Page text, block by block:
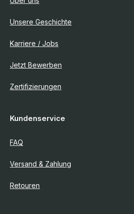
Unsere Geschichte
Karriere / Jobs
Jetzt Bewerben
Zertifizierungen
Kundenservice
FAQ
Versand & Zahlung
Retouren